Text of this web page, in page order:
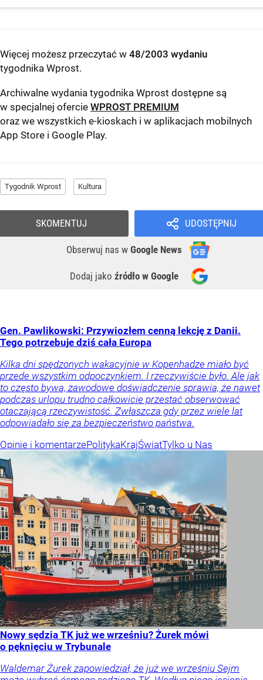
Więcej możesz przeczytać w 48/2003 wydaniu
tygodnika Wprost.
Archiwalne wydania tygodnika Wprost dostępne są
w specjalnej ofercie WPROST PREMIUM
oraz we wszystkich e-kioskach i w aplikacjach mobilnych
App Store i Google Play.
Tygodnik Wprost Kultura
UDOSTĘPNIJ
Obserwuj nas w Google News
Dodaj jako źródło w Google
SKOMENTUJ
Gen. Pawlikowski: Przywiozłem cenną lekcję z Danii.
Tego potrzebuje dziś cała Europa
Kilka dni spędzonych wakacyjnie w Kopenhadze miało być
przede wszystkim odpoczynkiem. I rzeczywiście było. Ale jak
to często bywa, zawodowe doświadczenie sprawia, że nawet
podczas urlopu trudno całkowicie przestać obserwować
otaczającą rzeczywistość. Zwłaszcza gdy przez wiele lat
odpowiadało się za bezpieczeństwo państwa.
Opinie i komentarzePolitykaKrajŚwiatTylko u Nas
Nowy sędzia TK już we wrześniu? Żurek mówi
o pęknięciu w Trybunale
Waldemar Żurek zapowiedział, że już we wrześniu Sejm